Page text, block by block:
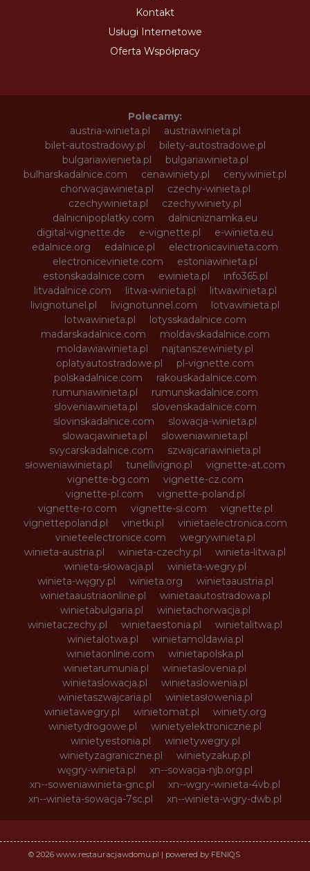
Kontakt
Usługi Internetowe
Oferta Współpracy
Polecamy:
austria-winieta.pl
austriawinieta.pl
bilet-autostradowy.pl
bilety-autostradowe.pl
bulgariawienieta.pl
bulgariawinieta.pl
bulharskadalnice.com
cenawiniety.pl
cenywiniet.pl
chorwacjawinieta.pl
czechy-winieta.pl
czechywinieta.pl
czechywiniety.pl
dalnicnipoplatky.com
dalnicniznamka.eu
digital-vignette.de
e-vignette.pl
e-winieta.eu
edalnice.org
edalnice.pl
electronicavinieta.com
electroniceviniete.com
estoniawinieta.pl
estonskadalnice.com
ewinieta.pl
info365.pl
litvadalnice.com
litwa-winieta.pl
litwawinieta.pl
livignotunel.pl
livignotunnel.com
lotvawinieta.pl
lotwawinieta.pl
lotysskadalnice.com
madarskadalnice.com
moldavskadalnice.com
moldawiawinieta.pl
najtanszewiniety.pl
oplatyautostradowe.pl
pl-vignette.com
polskadalnice.com
rakouskadalnice.com
rumuniawinieta.pl
rumunskadalnice.com
sloveniawinieta.pl
slovenskadalnice.com
slovinskadalnice.com
slowacja-winieta.pl
slowacjawinieta.pl
sloweniawinieta.pl
svycarskadalnice.com
szwajcariawinieta.pl
słoweniawinieta.pl
tunellivigno.pl
vignette-at.com
vignette-bg.com
vignette-cz.com
vignette-pl.com
vignette-poland.pl
vignette-ro.com
vignette-si.com
vignette.pl
vignettepoland.pl
vinetki.pl
vinietaelectronica.com
vinieteelectronice.com
wegrywinieta.pl
winieta-austria.pl
winieta-czechy.pl
winieta-litwa.pl
winieta-słowacja.pl
winieta-wegry.pl
winieta-węgry.pl
winieta.org
winietaaustria.pl
winietaaustriaonline.pl
winietaautostradowa.pl
winietabulgaria.pl
winietachorwacja.pl
winietaczechy.pl
winietaestonia.pl
winietalitwa.pl
winietalotwa.pl
winietamoldawia.pl
winietaonline.com
winietapolska.pl
winietarumunia.pl
winietaslovenia.pl
winietaslowacja.pl
winietaslowenia.pl
winietaszwajcaria.pl
winietasłowenia.pl
winietawegry.pl
winietomat.pl
winiety.org
winietydrogowe.pl
winietyelektroniczne.pl
winietyestonia.pl
winietywegry.pl
winietyzagraniczne.pl
winietyzakup.pl
węgry-winieta.pl
xn--sowacja-njb.org.pl
xn--soweniawinieta-gnc.pl
xn--wgry-winieta-4vb.pl
xn--winieta-sowacja-7sc.pl
xn--winieta-wgry-dwb.pl
© 2026 www.restauracjawdomu.pl | powered by FENIQS